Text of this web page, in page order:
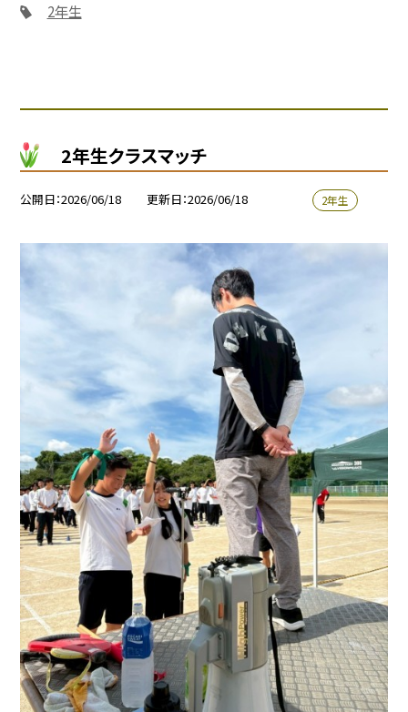
2年生
2年生クラスマッチ
公開日 2026/06/18 更新日 2026/06/18 2年生